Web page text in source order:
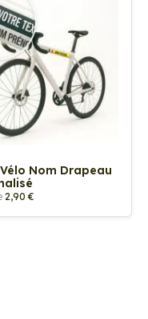
Nom Drapeau
2,90 €